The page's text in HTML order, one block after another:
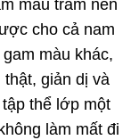
màu trầm nên
cho cả nam
màu khác,
giản dị và
thể lớp một
làm mất đi